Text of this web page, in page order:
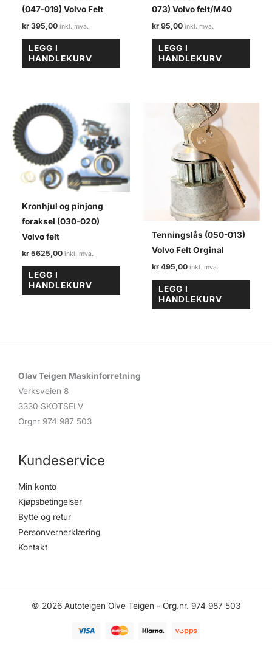
(047-019) Volvo Felt
kr 395,00
LEGG I
HANDLEKURV
073) Volvo felt/M40
kr 95,00
LEGG I
HANDLEKURV
Kronhjul og pinjong
foraksel (030-020)
Volvo felt
kr 5625,00
LEGG I
HANDLEKURV
Tenningslås (050-013)
Volvo Felt Orginal
kr 495,00
LEGG I
HANDLEKURV
Olav Teigen Maskinforretning
Verksveien 8
3330 SKOTSELV
Orgnr 974 987 503
Kundeservice
Min konto
Kjøpsbetingelser
Bytte og retur
Personvernerklæring
Kontakt
© 2026 Autoteigen Olve Teigen - Org.nr. 974 987 503